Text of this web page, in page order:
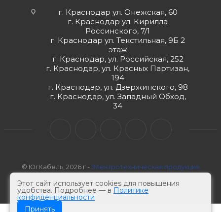
г. Краснодар ул. Онежская, 60
г. Краснодар ул. Кирилла
Россинского, 7/1
г. Краснодар ул. Текстильная, 9Б 2
этаж
г. Краснодар, ул. Российская, 252
г. Краснодар, ул. Красных Партизан,
194
г. Краснодар, ул. Дзержинского, 98
г. Краснодар, ул. Западный Обход,
34
© ЮгКабель, 2026 г - Электротехническая продукция
Этот сайт использует cookies для повышения
удобства. Подробнее — в Политике
конфиденциальности
Принять